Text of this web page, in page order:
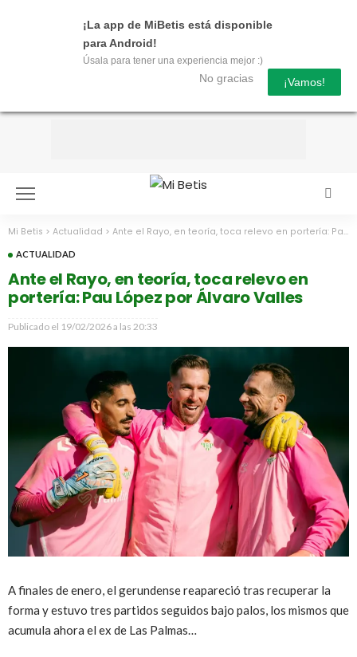
¡La app de MiBetis está disponible
para Android!
Úsala para tener una experiencia mejor :)
No gracias ¡Vamos!
Mi Betis > Actualidad > Ante el Rayo, en teoría, toca relevo en portería: Pau López por Álvaro Valles
ACTUALIDAD
Ante el Rayo, en teoría, toca relevo en
portería: Pau López por Álvaro Valles
Publicado el 19/02/2026 a las 20:33
A finales de enero, el gerundense reapareció tras recuperar la
forma y estuvo tres partidos seguidos bajo palos, los mismos que
acumula ahora el ex de Las Palmas…